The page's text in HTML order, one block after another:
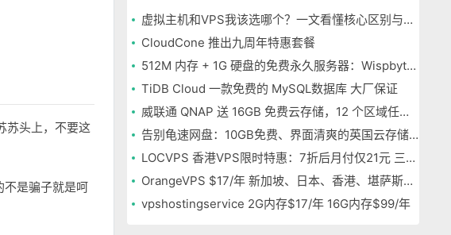
苏头上，不要这
不是骗子就是呵
虚拟主机和VPS我该选哪个？一文看懂核心区别与选择指南
CloudCone 推出九周年特惠套餐
512M 内存 + 1G 硬盘的免费永久服务器：Wispbyte 上手
TiDB Cloud 一款免费的 MySQL数据库 大厂保证
威联通 QNAP 送 16GB 免费云存储，12 个区域任选，邮箱注册即可
告别龟速网盘：10GB免费、界面清爽的英国云存储Icedrive体验
LOCVPS 香港VPS限时特惠：7折后月付仅21元 三网优化BGP线路 可选原生IP
OrangeVPS $17/年 新加坡、日本、香港、堪萨斯机房
vpshostingservice 2G内存$17/年 16G内存$99/年